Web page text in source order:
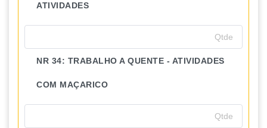
ATIVIDADES
NR 34: TRABALHO A QUENTE - ATIVIDADES
COM MAÇARICO